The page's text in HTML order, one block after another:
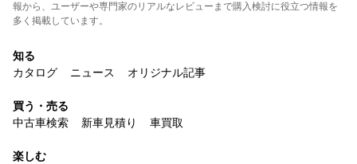
報から、ユーザーや専門家のリアルなレビューまで購入検討に役立つ情報を
多く掲載しています。
知る
カタログ
ニュース オリジナル記事
買う・売る
中古車検索
新車見積り 車買取
楽しむ